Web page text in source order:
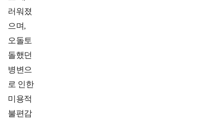
러워졌
으며,
오돌토
돌했던
병변으
로 인한
미용적
불편감